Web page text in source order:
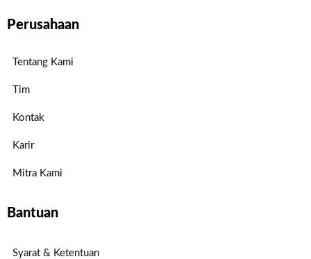
Perusahaan
Tentang Kami
Tim
Kontak
Karir
Mitra Kami
Bantuan
Syarat & Ketentuan